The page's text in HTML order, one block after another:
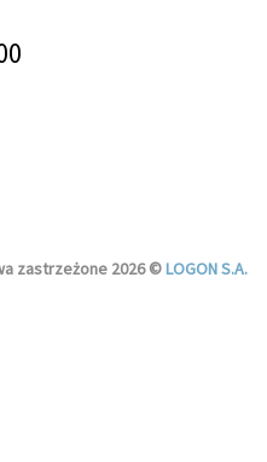
zastrzeżone 2026 ©LOGON S.A.